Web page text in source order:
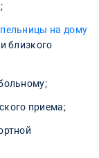
на дому
близкого
приема;